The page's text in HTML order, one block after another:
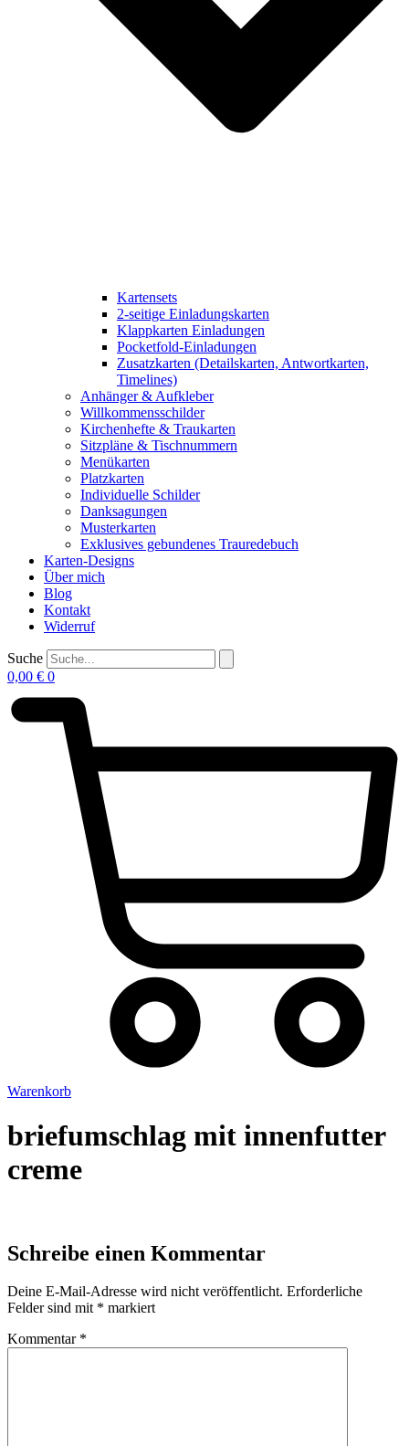
Kartensets
2-seitige Einladungskarten
Klappkarten Einladungen
Pocketfold-Einladungen
Zusatzkarten (Detailskarten, Antwortkarten,
Timelines)
Anhänger & Aufkleber
Willkommensschilder
Kirchenhefte & Traukarten
Sitzpläne & Tischnummern
Menükarten
Platzkarten
Individuelle Schilder
Danksagungen
Musterkarten
Exklusives gebundenes Trauredebuch
Karten-Designs
Über mich
Blog
Kontakt
Widerruf
Suche
0,00 € 0
Warenkorb
briefumschlag mit innenfutter
creme
Schreibe einen Kommentar
Deine E-Mail-Adresse wird nicht veröffentlicht. Erforderliche
Felder sind mit * markiert
Kommentar *